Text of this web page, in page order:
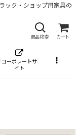
ック・ショップ用家具の
商品検索 カート
コーポレートサ
イト